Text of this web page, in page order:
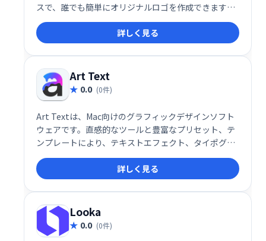
スで、誰でも簡単にオリジナルロゴを作成できます。
直感的な操作性で、理想のロゴを素早くデザインしま
しょう。
詳しく見る
Art Text
0.0 (0件)
Art Textは、Mac向けのグラフィックデザインソフト
ウェアです。直感的なツールと豊富なプリセット、テ
ンプレートにより、テキストエフェクト、タイポグラ
フィー、ロゴデザインを簡単に作成できます。3Dテキ
ストや3Dタイトルも簡単に作成可能。デスクトップパ
ブリッシング、ウェブサイト、ソーシャルメディア投
稿など、あらゆるプロジェクトで目を引くデザインを
実現します。洗練された見出しやキャプションで、ク
リエイティブな表現を次のレベルへ引き上げましょ
う。
詳しく見る
Looka
0.0 (0件)